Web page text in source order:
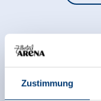
Zustimmung
Jetzt